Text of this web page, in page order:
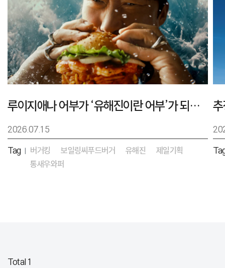
루이지애나 어부가 ‘유해진이란 어부’가 되기까지 – 버거킹 보일링씨푸드버거 캠페인
2026.07.15
Tag | 버거킹 보일링씨푸드버거 유해진
제일기획
통새우와퍼
Total 1